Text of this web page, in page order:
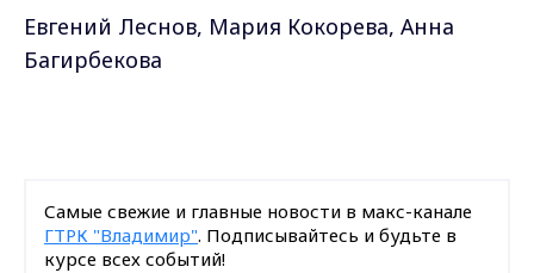
Евгений Леснов, Мария Кокорева, Анна
Багирбекова
Самые свежие и главные новости в макс-канале
ГТРК "Владимир". Подписывайтесь и будьте в
курсе всех событий!